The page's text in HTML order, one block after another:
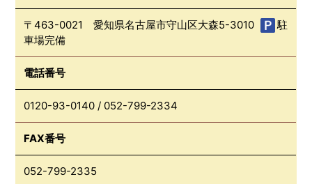
〒463-0021 愛知県名古屋市守山区大森5-3010
駐
車場完備
電話番号
0120-93-0140 / 052-799-2334
FAX番号
052-799-2335